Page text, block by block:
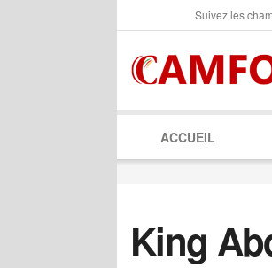
Suivez les
ACCUEIL
King